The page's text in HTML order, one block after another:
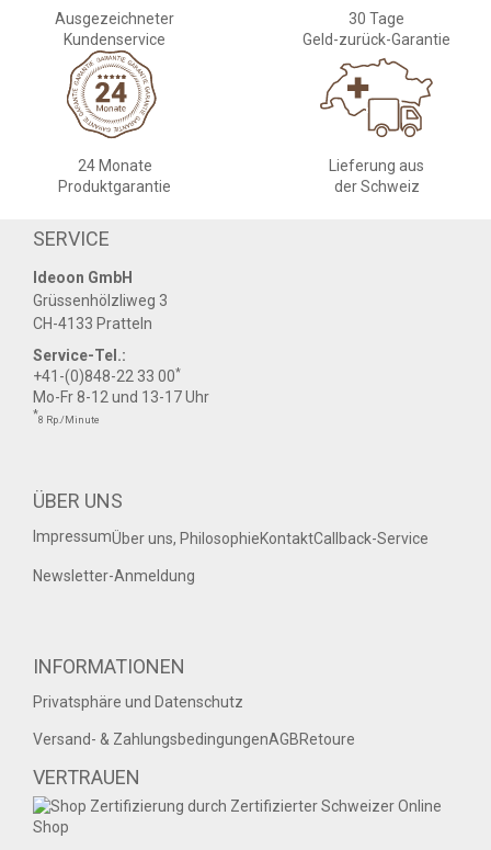
Ausgezeichneter
Kundenservice
30 Tage
Geld-zurück-Garantie
24 Monate
Produktgarantie
Lieferung aus
der Schweiz
SERVICE
Ideoon GmbH
Grüssenhölzliweg 3
CH-4133 Pratteln
Service-Tel.:
+41-(0)848-22 33 00*
Mo-Fr 8-12 und 13-17 Uhr
*8 Rp./Minute
ÜBER UNS
ImpressumÜber uns, PhilosophieKontaktCallback-Service
Newsletter-Anmeldung
INFORMATIONEN
Privatsphäre und Datenschutz
Versand- & ZahlungsbedingungenAGBRetoure
VERTRAUEN